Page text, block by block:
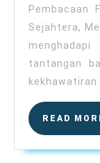
Pembacaan
Sejahtera,
tantangan
kekhawatiran
READ